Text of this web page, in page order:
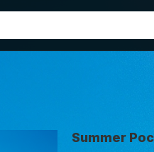
Summer